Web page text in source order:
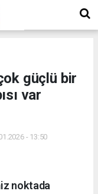
güçlü bir
var
- 13:50
noktada